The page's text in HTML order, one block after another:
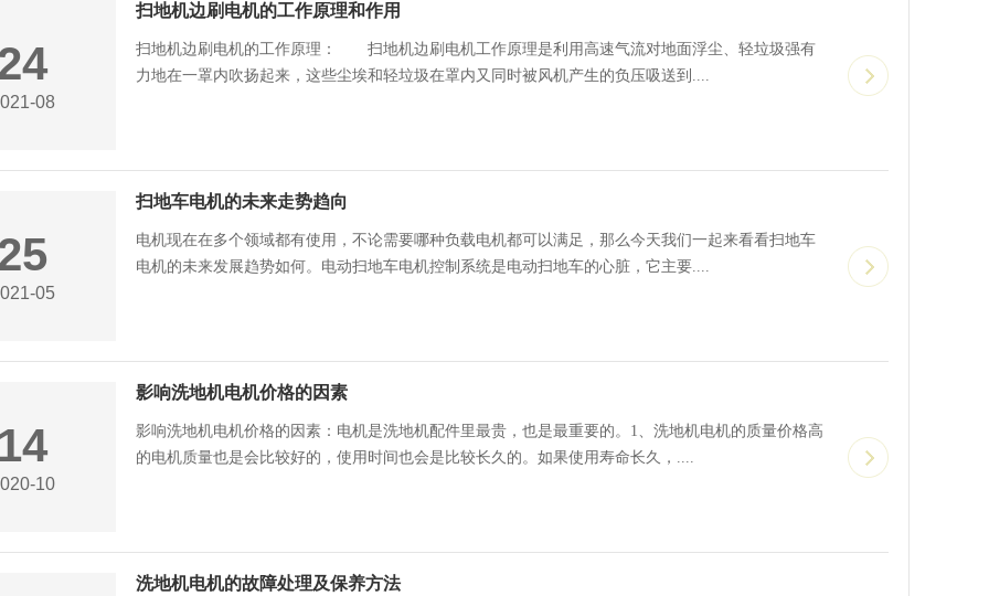
08
扫地机边刷电机的工作原理和作用
扫地机边刷电机的工作原理： 扫地机边刷电机工作原理是利用高速气流对地面浮尘、轻垃圾强有
力地在一罩内吹扬起来，这些尘埃和轻垃圾在罩内又同时被风机产生的负压吸送到....
05
扫地车电机的未来走势趋向
电机现在在多个领域都有使用，不论需要哪种负载电机都可以满足，那么今天我们一起来看看扫地车
电机的未来发展趋势如何。电动扫地车电机控制系统是电动扫地车的心脏，它主要....
10
影响洗地机电机价格的因素
影响洗地机电机价格的因素：电机是洗地机配件里最贵，也是最重要的。1、洗地机电机的质量价格高
的电机质量也是会比较好的，使用时间也会是比较长久的。如果使用寿命长久，....
洗地机电机的故障处理及保养方法